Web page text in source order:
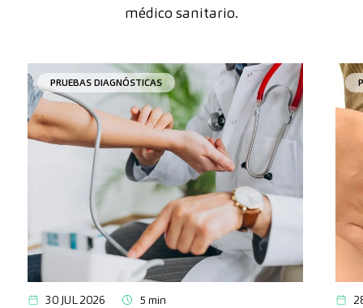
médico sanitario.
PRUEBAS DIAGNÓSTICAS
30 JUL 2026 5 min